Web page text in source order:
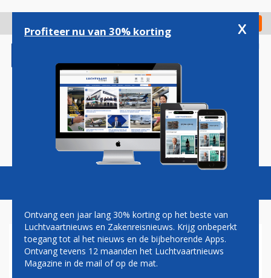
gaan
Check in
Magazine Podcasts Vacatures
FNV VRAAGT KLM-DIRECTIE
OM AF TE ZIEN VAN
Profiteer nu van 30% korting x
Ontvang een jaar lang 30% korting op het beste van
Luchtvaartnieuws en Zakenreisnieuws. Krijg onbeperkt
toegang tot al het nieuws en de bijbehorende Apps.
Ontvang tevens 12 maanden het Luchtvaartnieuws
Magazine in de mail of op de mat.